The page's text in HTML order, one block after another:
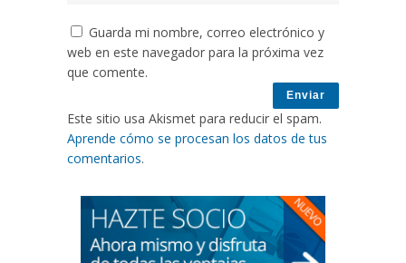
Guarda mi nombre, correo electrónico y
web en este navegador para la próxima vez
que comente.
Este sitio usa Akismet para reducir el spam.
Aprende cómo se procesan los datos de tus
comentarios.